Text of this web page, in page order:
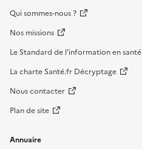
Qui sommes-nous ?
Nos missions
Le Standard de l’information en santé
La charte Santé.fr Décryptage
Nous contacter
Plan de site
Annuaire